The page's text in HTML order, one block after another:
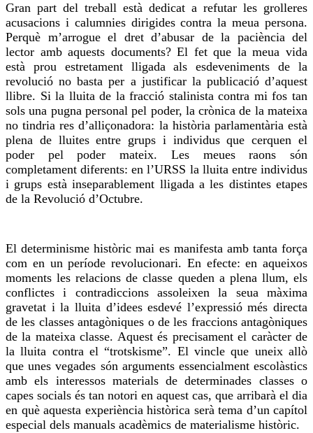
Gran part del treball està dedicat a refutar les grolleres
acusacions i calumnies dirigides contra la meua persona.
Perquè m’arrogue el dret d’abusar de la paciència del
lector amb aquests documents? El fet que la meua vida
està prou estretament lligada als esdeveniments de la
revolució no basta per a justificar la publicació d’aquest
llibre. Si la lluita de la fracció stalinista contra mi fos tan
sols una pugna personal pel poder, la crònica de la mateixa
no tindria res d’alliçonadora: la història parlamentària està
plena de lluites entre grups i individus que cerquen el
poder pel poder mateix. Les meues raons són
completament diferents: en l’URSS la lluita entre individus
i grups està inseparablement lligada a les distintes etapes
de la Revolució d’Octubre.
El determinisme històric mai es manifesta amb tanta força
com en un període revolucionari. En efecte: en aqueixos
moments les relacions de classe queden a plena llum, els
conflictes i contradiccions assoleixen la seua màxima
gravetat i la lluita d’idees esdevé l’expressió més directa
de les classes antagòniques o de les fraccions antagòniques
de la mateixa classe. Aquest és precisament el caràcter de
la lluita contra el “trotskisme”. El vincle que uneix allò
que unes vegades són arguments essencialment escolàstics
amb els interessos materials de determinades classes o
capes socials és tan notori en aquest cas, que arribarà el dia
en què aquesta experiència històrica serà tema d’un capítol
especial dels manuals acadèmics de materialisme històric.